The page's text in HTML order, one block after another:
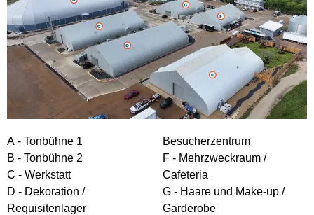
A - Tonbühne 1
B - Tonbühne 2
C - Werkstatt
D - Dekoration /
Requisitenlager
Besucherzentrum
F - Mehrzweckraum /
Cafeteria
G - Haare und Make-up /
Garderobe